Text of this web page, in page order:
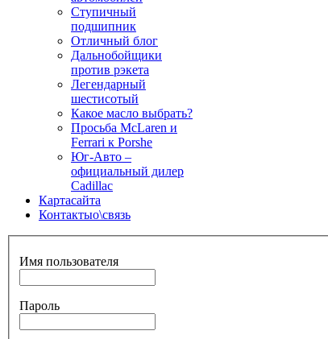
Ступичный
подшипник
Отличный блог
Дальнобойщики
против рэкета
Легендарный
шестисотый
Какое масло выбрать?
Просьба McLaren и
Ferrari к Porshe
Юг-Авто –
официальный дилер
Cadillac
Картасайта
Контактыо\связь
Имя пользователя
Пароль